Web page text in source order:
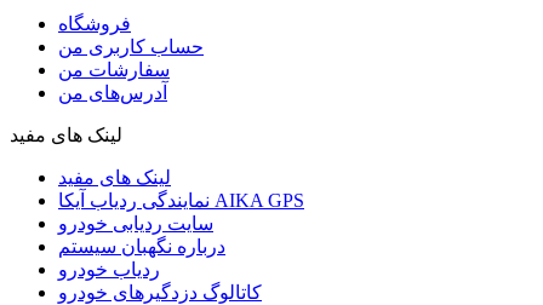
فروشگاه
حساب کاربری من
سفارشات من
آدرس‌های من
لینک های مفید
لینک های مفید
نمایندگی ردیاب آیکا AIKA GPS
سایت ردیابی خودرو
درباره نگهبان سیستم
ردیاب خودرو
کاتالوگ دزدگیرهای خودرو